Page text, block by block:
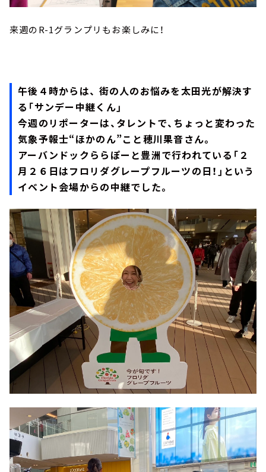
来週のR-1グランプリもお楽しみに！
午後４時からは、 街の人のお悩みを太田光が解決す
る「サンデー中継くん」
今週のリポーターは、タレントで、ちょっと変わった
気象予報士“ほかのん”こと穂川果音さん。
アーバンドックららぽーと豊洲で行われている「２
月２６日はフロリダグレープフルーツの日！」という
イベント会場からの中継でした。